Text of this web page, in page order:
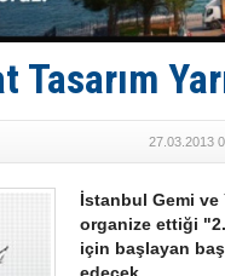
Hat-San
Med
Tasarım
27.03.2013
İstanbul Gemi ve
organize ettiği "2.
için başlayan